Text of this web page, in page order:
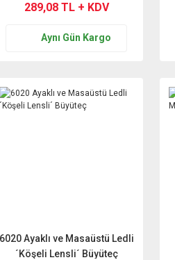
289,08 TL + KDV
Aynı Gün Kargo
6020 Ayaklı ve Masaüstü Ledli
´Köşeli Lensli´ Büyüteç